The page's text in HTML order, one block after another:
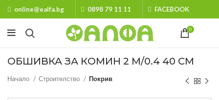
online@ealfa.bg 0898 79 11 11 FACEBOOK
0
ОБШИВКА ЗА КОМИН 2 М/0.4 40 СМ
Начало Строителство Покрив